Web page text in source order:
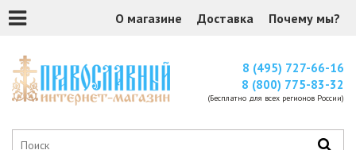
О магазине Доставка Почему мы?
8 (495) 727-66-16
8 (800) 775-83-32
(Бесплатно для всех регионов России)